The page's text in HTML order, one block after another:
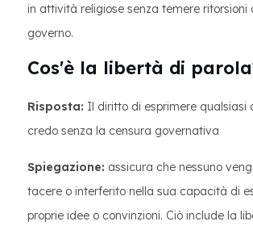
in attività religiose senza temere ritorsioni
governo.
Cos'è la libertà di
Risposta: Il diritto di esprimere qualsiasi
credo senza la censura governativa
Spiegazione: assicura che nessuno
tacere o interferito nella sua capacità di
proprie idee o convinzioni. Ciò include la